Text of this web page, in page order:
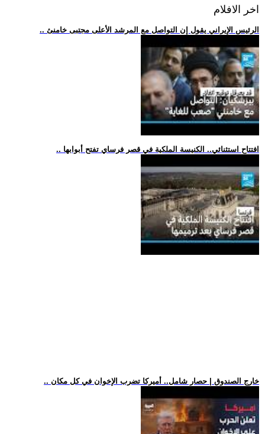
اخر الافلام
.. الرئيس الإيراني يقول إن التواصل مع المرشد الأعلى مجتبى خامنئ
.. افتتاح استثنائي.. الكنيسة الملكية في قصر فرساي تفتح أبوابها
.. خارج الصندوق | حصار شامل.. أميركا تضرب الإخوان في كل مكان